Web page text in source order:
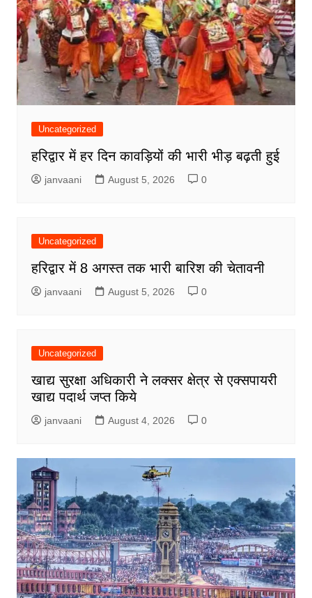
Uncategorized
हरिद्वार में हर दिन कावड़ियों की भारी भीड़ बढ़ती हुई
janvaani August 5, 2026 0
Uncategorized
हरिद्वार में 8 अगस्त तक भारी बारिश की चेतावनी
janvaani August 5, 2026 0
Uncategorized
खाद्य सुरक्षा अधिकारी ने लक्सर क्षेत्र से एक्सपायरी
खाद्य पदार्थ जप्त किये
janvaani August 4, 2026 0